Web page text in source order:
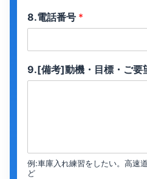
8.電話番号 *
9.[備考]動機・目標・ご要
例:車庫入れ練習をしたい。高速
ど